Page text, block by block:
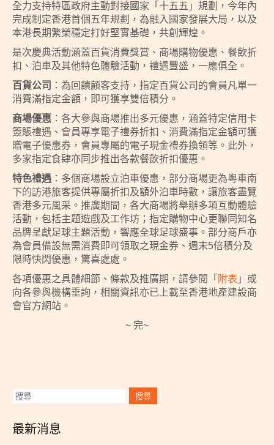
全力支持特區政府主動對接國家「十五五」規劃，今年內
完成制定香港首個五年規劃，為融入國家發展大局，以及
本港長期繁榮穩定打好堅實基礎，共創輝煌。
是次慶典活動涵蓋百貨消費獎賞、商場購物優惠、餐飲折
扣、泊車及其他特色體驗活動，禮遇豐盛，一應俱全。
百貨公司 ：為回饋顧客支持，指定百貨公司的會員凡單一
消費滿指定金額，即可獲享雙倍積分。
商場優惠 ：各大參與商場推出多元優惠，涵蓋特定信用卡
簽賬禮遇、會員專享電子禮券折扣、消費滿指定金額可獲
贈電子優惠券，會員專屬的電子現金禮券換領等。此外，
多家指定食肆亦同步推出各款餐飲折扣優惠。
特色禮遇 ：多個商場設立泊車優惠，部分商場更為粵車南
下的訪港旅客提供專屬折扣及額外泊車時數，讓旅客盡覽
香港多元風采。推廣期間，各大商場將舉辦多項互動體驗
活動，包括主題遊戲及工作坊；指定購物中心更聯同知名
品牌呈獻足球主題活動，響應全球足球盛事。部分商戶亦
為會員備設無需消費即可領取之現金券、週末5倍積分及
限時快閃優惠，驚喜處處。
各項優惠之具體細節、條款及推廣期，請參閱「 附表 」或
向各參與機構垂詢，相關資訊亦已上載至香港地產建設商
會官方網站。
~ 完~
最新消息